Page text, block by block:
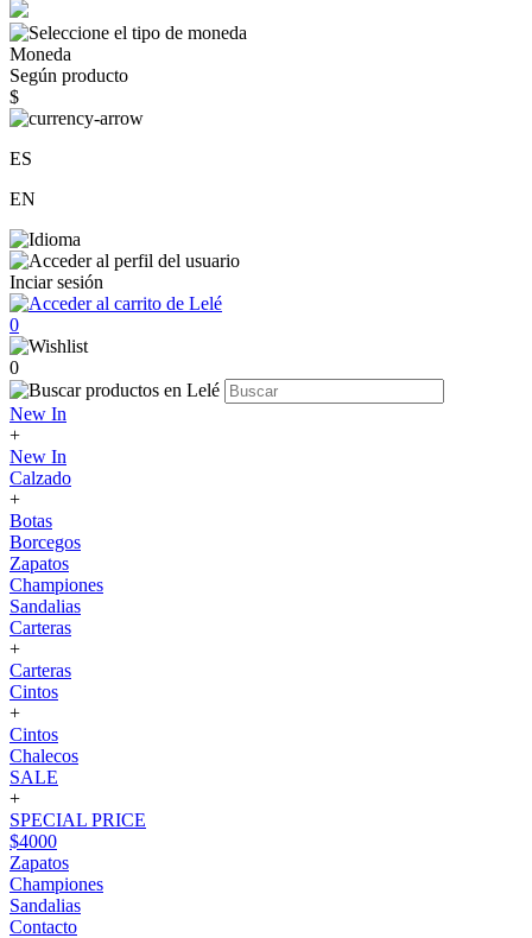
Moneda
Según producto
$
ES
EN
Inciar sesión
0
0
New In
+
New In
Calzado
+
Botas
Borcegos
Zapatos
Championes
Sandalias
Carteras
+
Carteras
Cintos
+
Cintos
Chalecos
SALE
+
SPECIAL PRICE
$4000
Zapatos
Championes
Sandalias
Contacto